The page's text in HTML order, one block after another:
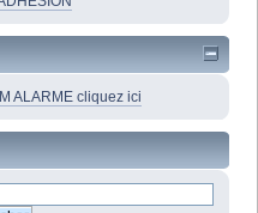
ALARME cliquez ici